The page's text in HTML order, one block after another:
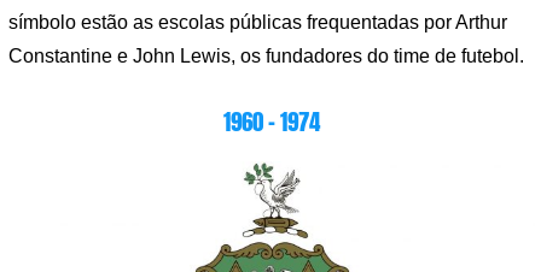
símbolo estão as escolas públicas frequentadas por Arthur
Constantine e John Lewis, os fundadores do time de futebol.
1960 – 1974